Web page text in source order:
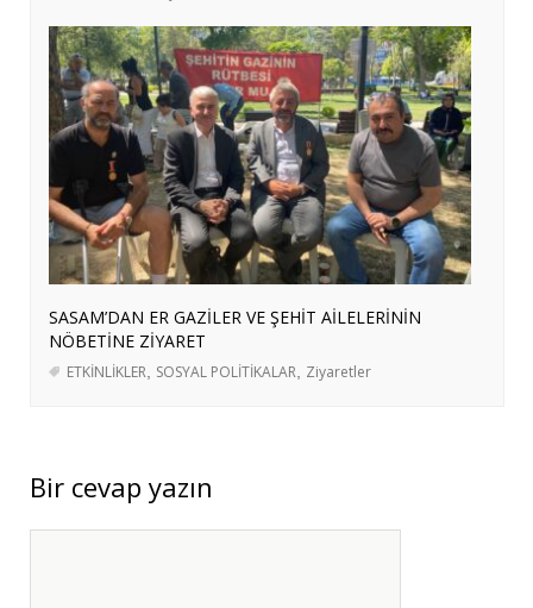
SASAM’DAN ER GAZİLER VE ŞEHİT AİLELERİNİN
NÖBETİNE ZİYARET
ETKİNLİKLER SOSYAL POLİTİKALAR Ziyaretler
Bir cevap yazın